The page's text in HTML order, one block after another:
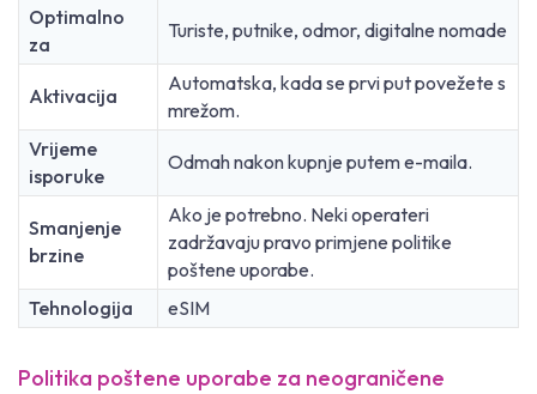
Optimalno
za
Turiste, putnike, odmor, digitalne nomade
Aktivacija
Automatska, kada se prvi put povežete s
mrežom.
Vrijeme
isporuke
Odmah nakon kupnje putem e-maila.
Smanjenje
brzine
Ako je potrebno. Neki operateri
zadržavaju pravo primjene politike
poštene uporabe.
Tehnologija
eSIM
Politika poštene uporabe za neograničene